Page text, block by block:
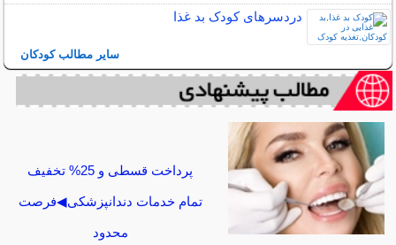
دردسرهای کودک بد غذا
سایر مطالب کودکان
پرداخت قسطی و 25% تخفیف
تمام خدمات دندانپزشکی◀فرصت
محدود